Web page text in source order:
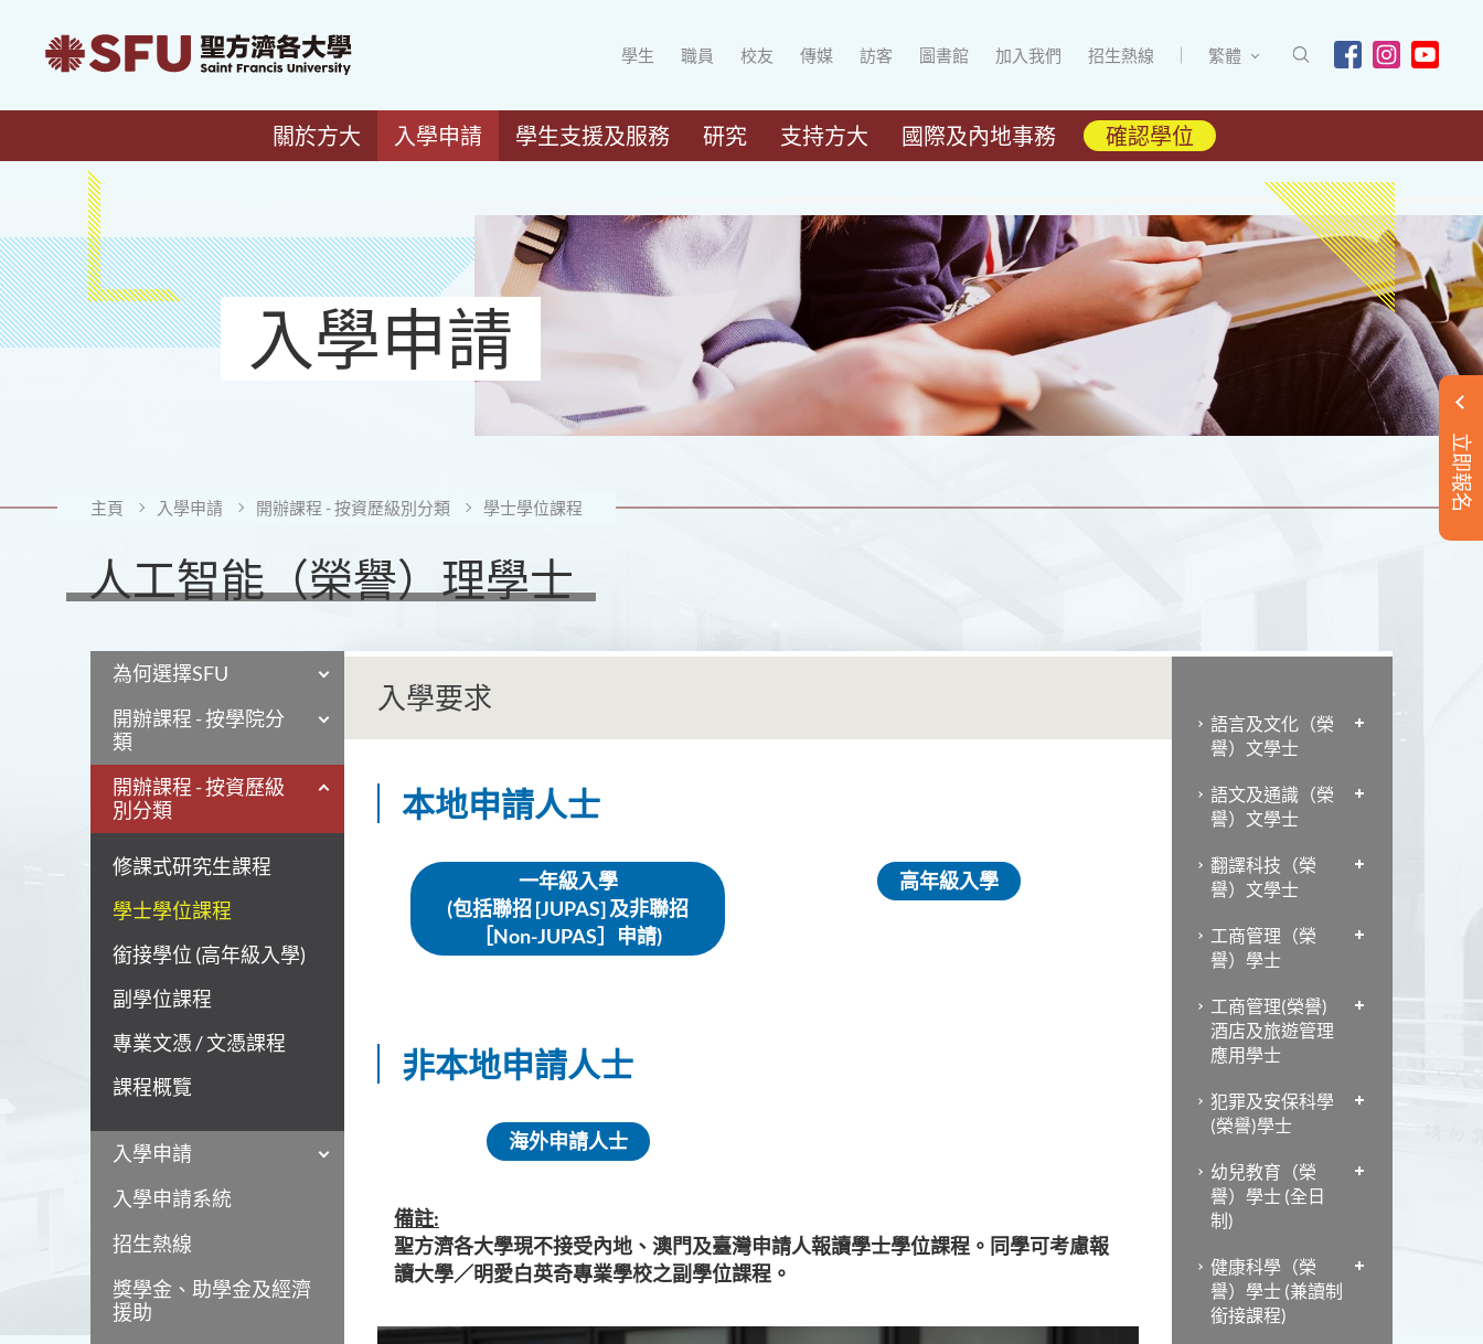
學生 職員 校友 傳媒 訪客 圖書館 加入我們 招生熱線 繁體
關於方大 入學申請 學生支援及服務 研究 支持方大 國際及內地事務 確認學位
立即報名
入學申請
主頁 入學申請 開辦課程 - 按資歷級別分類 學士學位課程
人工智能（榮譽）理學士
為何選擇SFU
開辦課程 - 按學院分
類
開辦課程 - 按資歷級
別分類
修課式研究生課程
學士學位課程
銜接學位 (高年級入學)
副學位課程
專業文憑 / 文憑課程
課程概覽
入學申請
入學申請系統
招生熱線
獎學金、助學金及經濟
援助
入學要求
本地申請人士
一年級入學
(包括聯招 [JUPAS] 及非聯招
［Non-JUPAS］申請)
高年級入學
非本地申請人士
海外申請人士
備註:
聖方濟各大學現不接受內地、澳門及臺灣申請人報讀學士學位課程。同學可考慮報
讀大學／明愛白英奇專業學校之副學位課程。
語言及文化（榮
譽）文學士
語文及通識（榮
譽）文學士
翻譯科技（榮
譽）文學士
工商管理（榮
譽）學士
工商管理(榮譽)
酒店及旅遊管理
應用學士
犯罪及安保科學
(榮譽)學士
幼兒教育（榮
譽）學士 (全日
制)
健康科學（榮
譽）學士 (兼讀制
銜接課程)